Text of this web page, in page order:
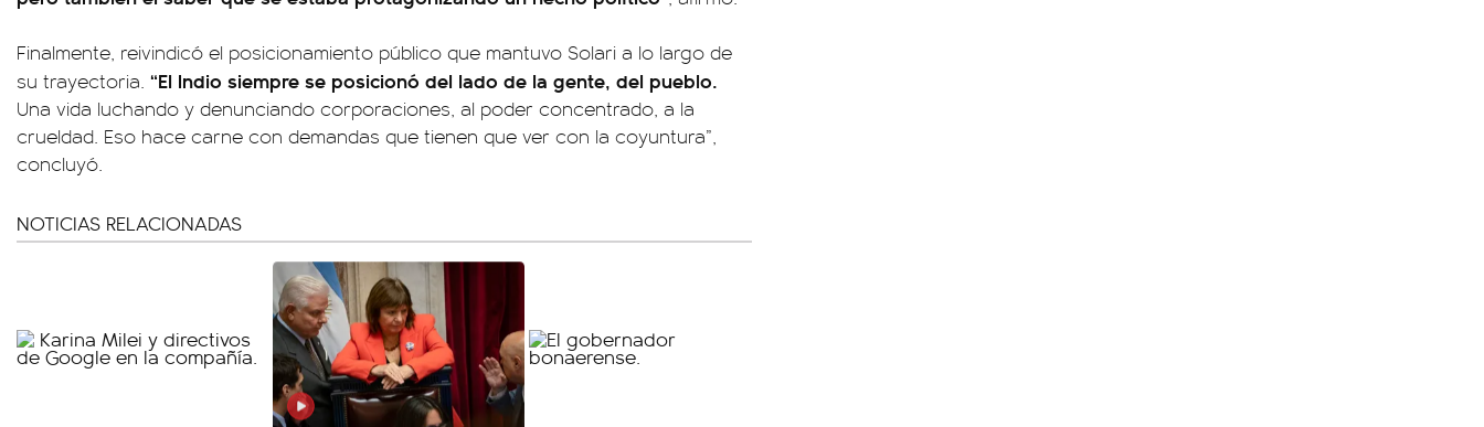
Finalmente, reivindicó el posicionamiento público que mantuvo Solari a lo largo de
su trayectoria. “El Indio siempre se posicionó del lado de la gente, del pueblo.
Una vida luchando y denunciando corporaciones, al poder concentrado, a la
crueldad. Eso hace carne con demandas que tienen que ver con la coyuntura”,
concluyó.
NOTICIAS RELACIONADAS